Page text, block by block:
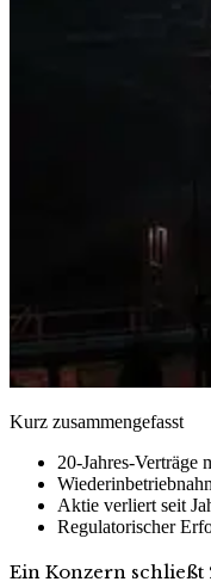
Kurz zusammengefasst
20-Jahres-Verträge
Aktie verliert seit
Regulatorischer
Ein Konzern schließt